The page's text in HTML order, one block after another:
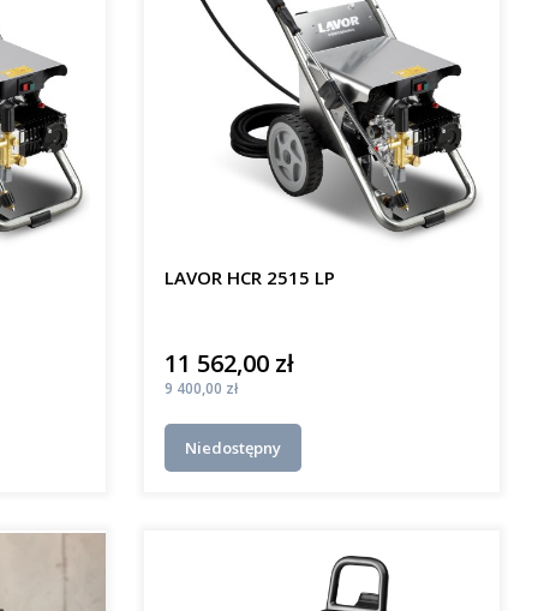
LAVOR HCR 2515 LP
Cena
11 562,00 zł
Cena
9 400,00 zł
Niedostępny